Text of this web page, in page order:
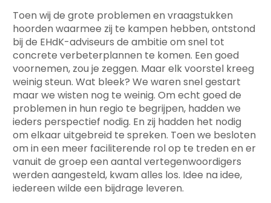
Toen wij de grote problemen en vraagstukken
hoorden waarmee zij te kampen hebben, ontstond
bij de EHdK-adviseurs de ambitie om snel tot
concrete verbeterplannen te komen. Een goed
voornemen, zou je zeggen. Maar elk voorstel kreeg
weinig steun. Wat bleek? We waren snel gestart
maar we wisten nog te weinig. Om echt goed de
problemen in hun regio te begrijpen, hadden we
ieders perspectief nodig. En zij hadden het nodig
om elkaar uitgebreid te spreken. Toen we besloten
om in een meer faciliterende rol op te treden en er
vanuit de groep een aantal vertegenwoordigers
werden aangesteld, kwam alles los. Idee na idee,
iedereen wilde een bijdrage leveren.